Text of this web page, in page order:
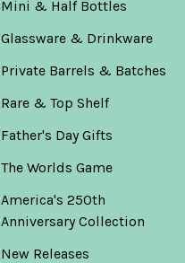
Mini & Half Bottles
Glassware & Drinkware
Private Barrels & Batches
Rare & Top Shelf
Father's Day Gifts
The Worlds Game
America's 250th
Anniversary Collection
New Releases